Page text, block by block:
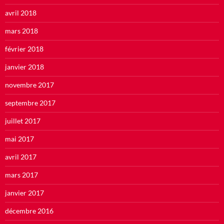
avril 2018
mars 2018
février 2018
janvier 2018
novembre 2017
septembre 2017
juillet 2017
mai 2017
avril 2017
mars 2017
janvier 2017
décembre 2016